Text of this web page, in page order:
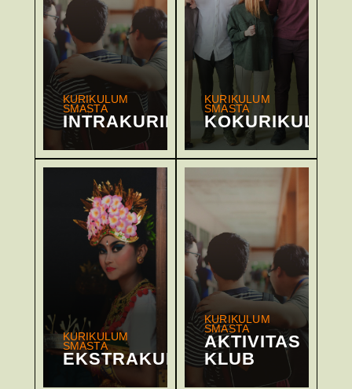
KURIKULUM
SMASTA
INTRAKURIKULER
KURIKULUM
SMASTA
KOKURIKULER
KURIKULUM
SMASTA
EKSTRAKURIKULER
KURIKULUM
SMASTA
AKTIVITAS
KLUB